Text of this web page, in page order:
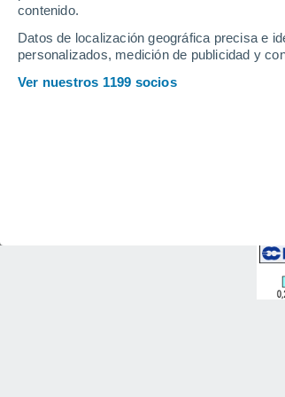
contenido.
Datos de localización geográfica precisa e
personalizados, medición de publicidad y
Ver nuestros 1199 socios